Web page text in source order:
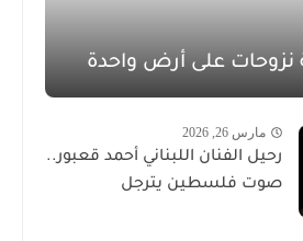
نزوحات على أرض واحدة
مارس 26, 2026
رحيل الفنان اللبناني أحمد قعبور..
صوت فلسطين يترجل